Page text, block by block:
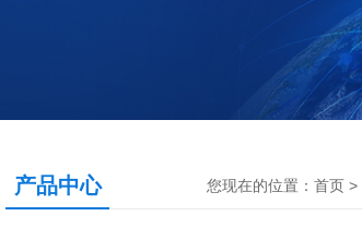
产品中心 您现在的位置： 首页 >